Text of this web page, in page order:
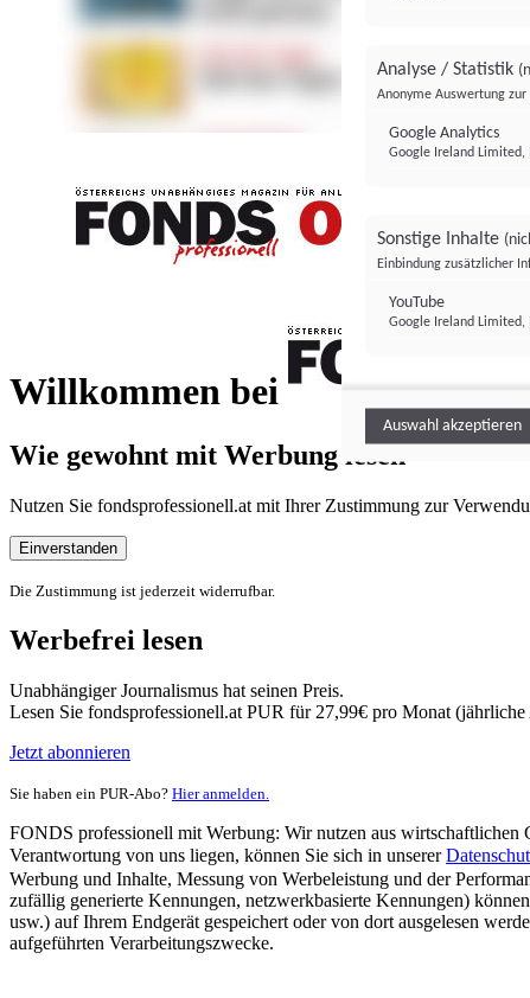
Willkommen bei
FONDS
Wie gewohnt mit Werbung lesen
Nutzen Sie fondsprofessionell.at mit Ihrer Zustimmung zur
Einverstanden
Die Zustimmung ist jederzeit widerrufbar.
Werbefrei lesen
Unabhängiger Journalismus hat seinen Preis.
Lesen Sie fondsprofessionell.at PUR für 27,99€ pro Monat
Jetzt abonnieren
Sie haben ein PUR-Abo? Hier anmelden.
FONDS professionell mit Werbung: Wir nutzen aus wirtschaftlichen
Verantwortung von uns liegen, können Sie sich in unserer
Werbung und Inhalte, Messung von Werbeleistung und der
zufällig generierte Kennungen, netzwerkbasierte Kennungen)
usw.) auf Ihrem Endgerät gespeichert oder von dort ausgelesen
aufgeführten Verarbeitungszwecke.
Analyse / Statistik
Anonyme Auswertung
Google Analytics
Google Ireland Limited,
Sonstige Inhalte
Einbindung zusätzlicher
YouTube
Google Ireland Limited,
Auswahl akzeptieren